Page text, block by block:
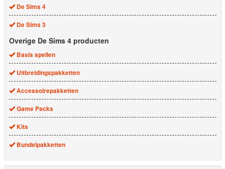
De Sims 4
De Sims 3
Overige De Sims 4 producten
Basis spellen
Uitbreidingspakketten
Accessoirepakketten
Game Packs
Kits
Bundelpakketten